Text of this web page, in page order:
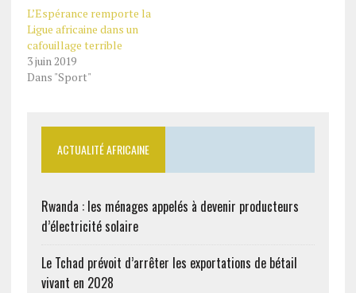
L’Espérance remporte la
Ligue africaine dans un
cafouillage terrible
3 juin 2019
Dans "Sport"
ACTUALITÉ AFRICAINE
Rwanda : les ménages appelés à devenir producteurs
d’électricité solaire
Le Tchad prévoit d’arrêter les exportations de bétail
vivant en 2028